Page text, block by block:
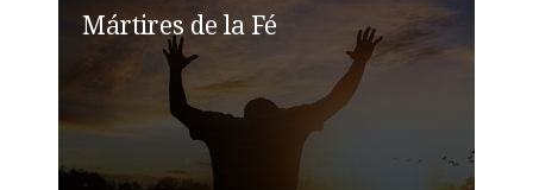
Mártires de la Fé